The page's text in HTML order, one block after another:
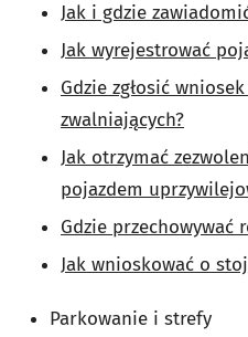
Jak i gdzie
Jak wyrejestrować
Gdzie zgłosić
zwalniających?
Jak otrzymać
pojazdem
Gdzie przechowywać
Jak wnioskować o
Parkowanie i strefy